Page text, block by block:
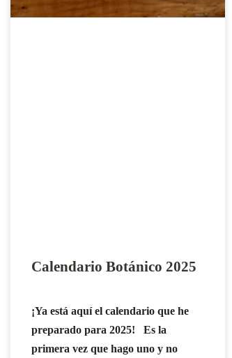
Calendario Botánico 2025
¡Ya está aquí el calendario que he
preparado para 2025! Es la
primera vez que hago uno y no